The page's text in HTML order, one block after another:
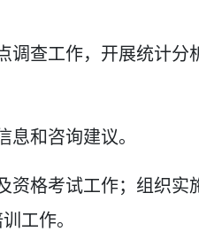
调查工作，开展统计分
和咨询建议。
格考试工作；组织实
工作。